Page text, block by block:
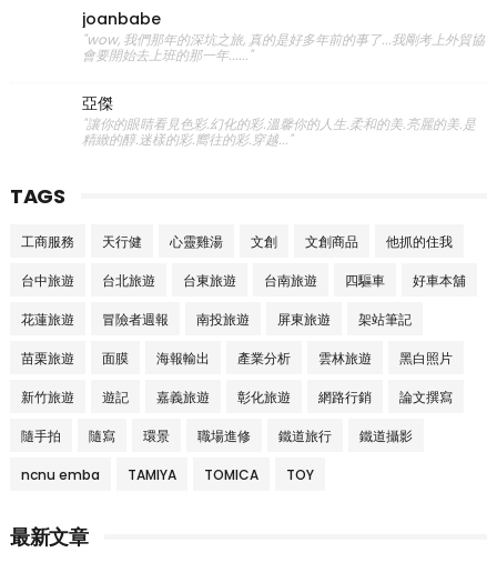
joanbabe
"wow, 我們那年的深坑之旅, 真的是好多年前的事了...我剛考上外貿協
會要開始去上班的那一年......"
亞傑
"讓你的眼睛看見色彩.幻化的彩.溫馨你的人生.柔和的美.亮麗的美.是
精緻的醇.迷樣的彩.嚮往的彩.穿越..."
TAGS
工商服務 天行健 心靈雞湯 文創 文創商品 他抓的住我
台中旅遊 台北旅遊 台東旅遊 台南旅遊 四驅車 好車本舖
花蓮旅遊 冒險者週報 南投旅遊 屏東旅遊 架站筆記
苗栗旅遊 面膜 海報輸出 產業分析 雲林旅遊 黑白照片
新竹旅遊 遊記 嘉義旅遊 彰化旅遊 網路行銷 論文撰寫
隨手拍 隨寫 環景 職場進修 鐵道旅行 鐵道攝影
ncnu emba TAMIYA TOMICA TOY
最新文章